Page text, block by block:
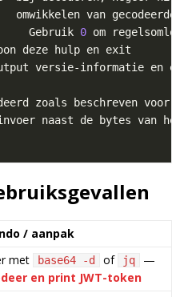
omwikkelen van
Gebruik
0
/ aanpak
met base64 -d of jq
—
en print JWT-token